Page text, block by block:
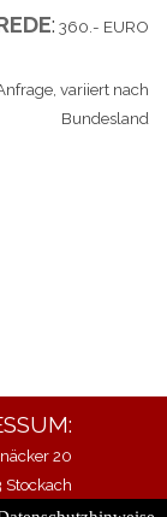
: 360.- EURO
variiert nach
Bundesland
20
Stockach